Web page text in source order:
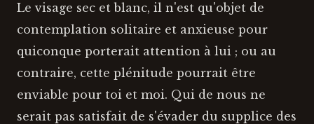
Le visage sec et blanc, il n'est qu'objet de
contemplation solitaire et anxieuse pour
quiconque porterait attention à lui ; ou au
contraire, cette plénitude pourrait être
enviable pour toi et moi. Qui de nous ne
serait pas satisfait de s'évader du supplice des